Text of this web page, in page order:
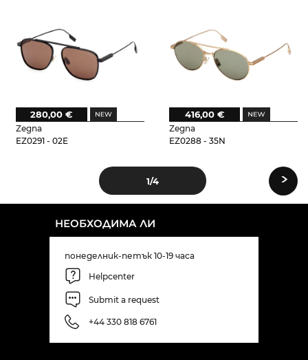
Zegna
EZ0291 - 02E
280,00 €
Zegna
EZ0288 - 35N
416,00 €
1/4 ›
НЕОБХОДИМА ЛИ
понеделник-петък 10-19 часа
Helpcenter
Submit a request
+44 330 818 6761